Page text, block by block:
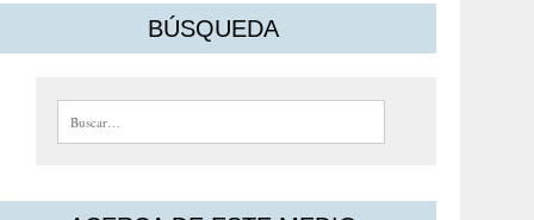
BÚSQUEDA
Buscar: